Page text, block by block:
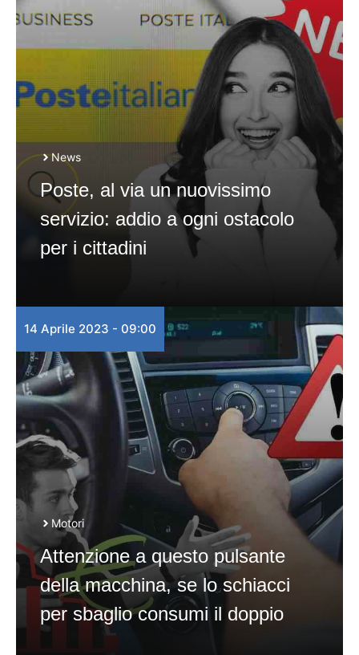
News
Poste, al via un nuovissimo
servizio: addio a ogni ostacolo
per i cittadini
14 Aprile 2023 - 09:00
Motori
Attenzione a questo pulsante
della macchina, se lo schiacci
per sbaglio consumi il doppio